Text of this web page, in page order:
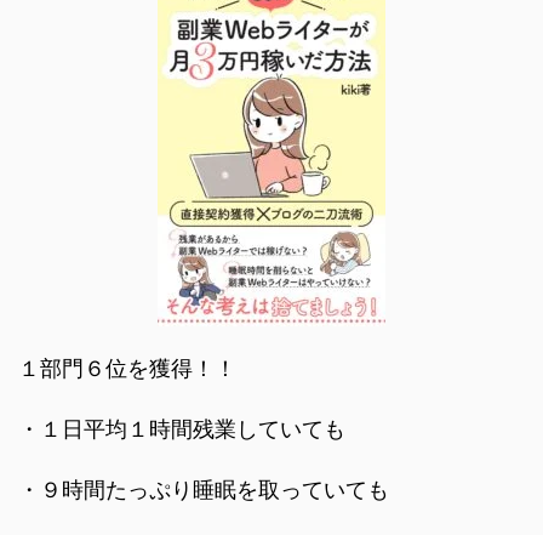
１部門６位を獲得！！
・１日平均１時間残業していても
・９時間たっぷり睡眠を取っていても